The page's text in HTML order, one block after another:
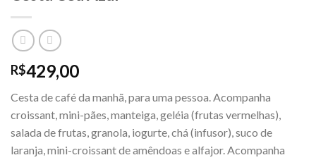
R$429,00
Cesta de café da manhã, para uma pessoa. Acompanha
croissant, mini-pães, manteiga, geléia (frutas vermelhas),
salada de frutas, granola, iogurte, chá (infusor), suco de
laranja, mini-croissant de amêndoas e alfajor. Acompanha